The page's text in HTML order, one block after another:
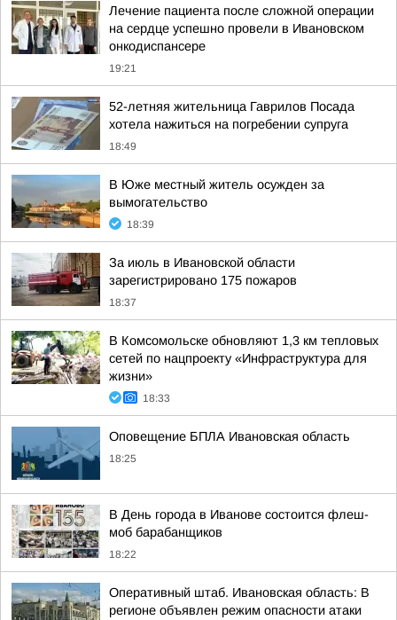
Лечение пациента после сложной операции
на сердце успешно провели в Ивановском
онкодиспансере
19:21
52-летняя жительница Гаврилов Посада
хотела нажиться на погребении супруга
18:49
В Юже местный житель осужден за
вымогательство
18:39
За июль в Ивановской области
зарегистрировано 175 пожаров
18:37
В Комсомольске обновляют 1,3 км тепловых
сетей по нацпроекту «Инфраструктура для
жизни»
18:33
Оповещение БПЛА Ивановская область
18:25
В День города в Иванове состоится флеш-
моб барабанщиков
18:22
Оперативный штаб. Ивановская область: В
регионе объявлен режим опасности атаки